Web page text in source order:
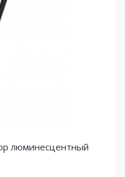
люминесцентный